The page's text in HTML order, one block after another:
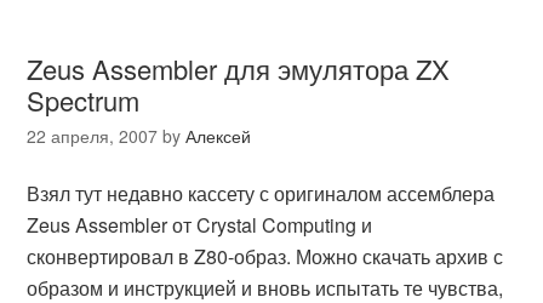
Zeus Assembler для эмулятора ZX
Spectrum
22 апреля, 2007 byАлексей
Взял тут недавно кассету с оригиналом ассемблера
Zeus Assembler от Crystal Computing и
сконвертировал в Z80-образ. Можно скачать архив с
образом и инструкцией и вновь испытать те чувства,